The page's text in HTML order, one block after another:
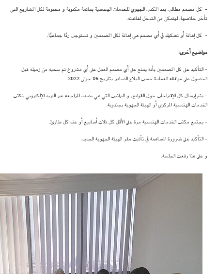
- كل مصمم مطالب بمد المكتب الجهوي للخدمات الهندسية بقائمة مكتوبة و مختومة لكل المشاريع التي
تأخر خلاصها، ليتمكن من التدخل لفائدته.
- كل إهانة أو تشكيك في أي مصمم هي إهانة لكل المصممين و تستوجب ردًا جماعيًا.
مواضيع أخرى:
- التأكيد على كل المصممين بأنه يمنع على أي مصمم العمل على أي مشروع تم سحبه من زميله قبل
الحصول على موافقة العمادة حسب البلاغ الصادر بتاريخ 06 جوان 2022.
- يتم إرسال كل الإقتراحات حول القوانين و التراتيب التي هي بصدد المراجعة عبر البريد الإلكتروني لمكتب
الخدمات الهندسية المركزي أو الهيئة الجهوية بجندوبة.
- يجتمع مكتب الخدمات الهندسية مرة على الأقل كل ثلاث أسابيع أو عند كل طارئ.
- التأكيد على ضرورة المساهمة في تأثيث مقر الهيئة الجهوية الجديد.
و على هذا رفعت الجلسة.